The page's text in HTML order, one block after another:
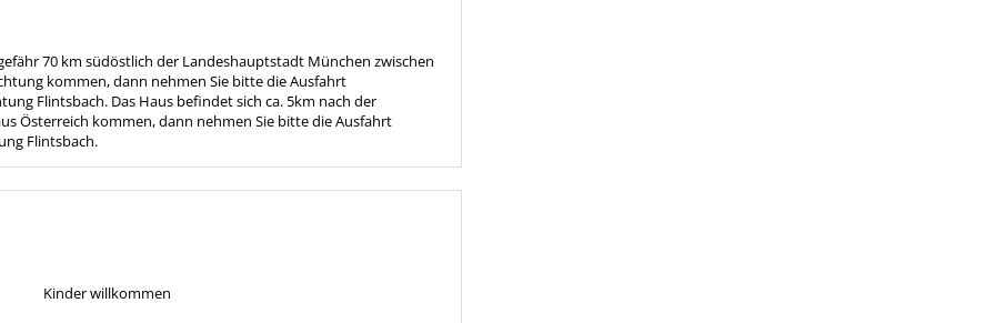
70 km südöstlich der Landeshauptstadt München zwischen
kommen, dann nehmen Sie bitte die Ausfahrt
Flintsbach. Das Haus befindet sich ca. 5km nach der
Österreich kommen, dann nehmen Sie bitte die Ausfahrt
Flintsbach.
Kinder willkommen